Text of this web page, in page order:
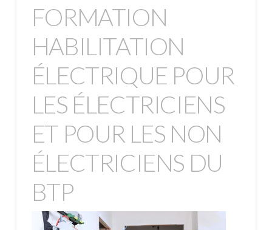
FORMATION
HABILITATION
ÉLECTRIQUE POUR
LES ÉLECTRICIENS
ET POUR LES NON
ÉLECTRICIENS DU
BTP